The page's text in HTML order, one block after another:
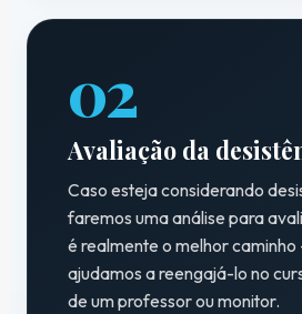
02
Avaliação da
Caso esteja considerando
faremos uma análise para
é realmente o melhor caminho
ajudamos a reengajá-lo no
de um professor ou monitor.